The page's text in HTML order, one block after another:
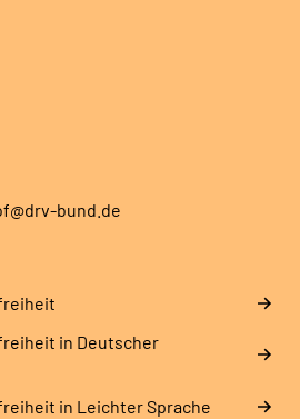
bund.de
in Deutscher
in Leichter Sprache